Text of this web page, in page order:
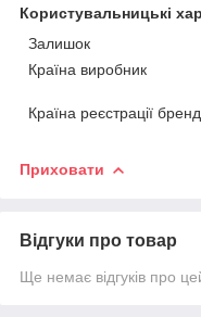
Користувальницькі
Залишок
Країна виробник
Країна реєстрації
Приховати
Відгуки про товар
Ще немає відгуків про